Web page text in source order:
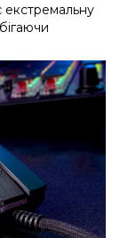
екстремальну